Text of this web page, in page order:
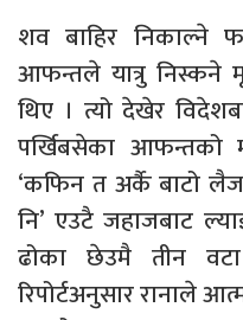
शव बाहिर निकाल्ने
आफन्तले यात्रु निस्कने
थिए । त्यो देखेर
पर्खिबसेका आफन्तको
‘कफिन त अर्कै बाटो
नि’ एउटै जहाजबाट
ढोका छेउमै तीन
रिपोर्टअनुसार रानाले